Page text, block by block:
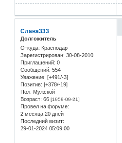
Слава333
Долгожитель
Откуда: Краснодар
Зарегистрирован: 30-08-2010
Приглашений: 0
Сообщений: 554
Уважение: [+491/-3]
Позитив: [+378/-19]
Пол: Мужской
Возраст: 66 [1959-09-21]
Провел на форуме:
2 месяца 20 дней
Последний визит:
29-01-2024 05:09:00